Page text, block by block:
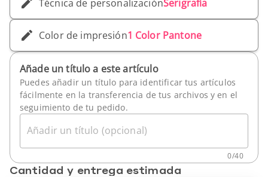
Técnica de personalizaciónSerigrafía
Color de impresión1 Color Pantone
Añade un título a este artículo
Puedes añadir un título para identificar tus artículos
fácilmente en la transferencia de tus archivos y en el
seguimiento de tu pedido.
Añadir un título (opcional)
0/40
Cantidad y entrega estimada